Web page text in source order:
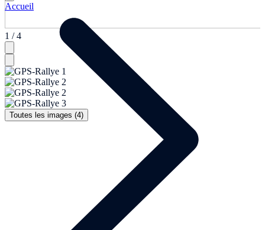
1 / 4
Toutes les images (4)
Accueil